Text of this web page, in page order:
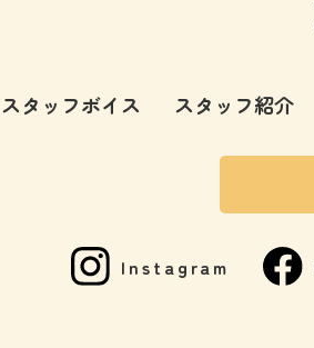
スタッフボイス スタッフ紹介
Instagram